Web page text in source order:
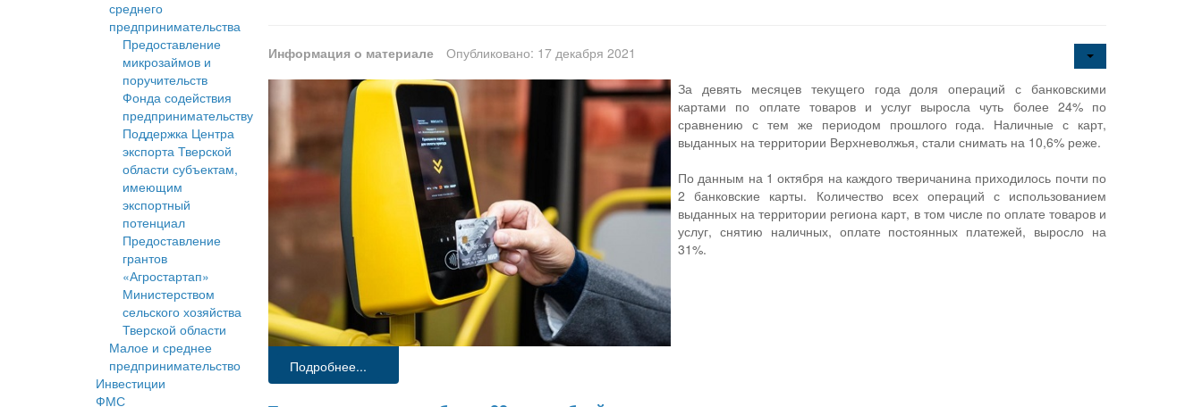
среднего
предпринимательства
Предоставление
микрозаймов и
поручительств
Фонда содействия
предпринимательству
Поддержка Центра
экспорта Тверской
области субъектам,
имеющим
экспортный
потенциал
Предоставление
грантов
«Агростартап»
Министерством
сельского хозяйства
Тверской области
Малое и среднее
предпринимательство
Инвестиции
ФМС
Информация о материале
Опубликовано: 17 декабря 2021
За девять месяцев текущего года доля операций с банковскими
картами по оплате товаров и услуг выросла чуть более 24% по
сравнению с тем же периодом прошлого года. Наличные с карт,
выданных на территории Верхневолжья, стали снимать на 10,6% реже.
По данным на 1 октября на каждого тверичанина приходилось почти по
2 банковские карты. Количество всех операций с использованием
выданных на территории региона карт, в том числе по оплате товаров и
услуг, снятию наличных, оплате постоянных платежей, выросло на
31%.
Подробнее...